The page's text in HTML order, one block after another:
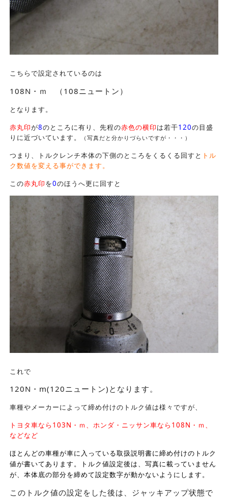
こちらで設定されているのは
108N・ｍ （108ニュートン）
となります。
赤丸印が8のところに有り、先程の赤色の横印は若干120の目盛
りに近づいています。
（写真だと分かりづらいですが・・・）
つまり、トルクレンチ本体の下側のところをくるくる回すと トル
ク数値を変える事ができます。
この赤丸印を0のほうへ更に回すと
これで
120N・m(120ニュートン)となります。
車種やメーカーによって締め付けのトルク値は様々ですが、
トヨタ車なら103N・ｍ、ホンダ・ニッサン車なら108N・ｍ、
などなど
ほとんどの車種が車に入っている取扱説明書に締め付けのトルク
値が書いてあります。トルク値設定後は、写真に載っていません
が、本体底の部分を締めて設定数字が動かないようにします。
このトルク値の設定をした後は、ジャッキアップ状態で